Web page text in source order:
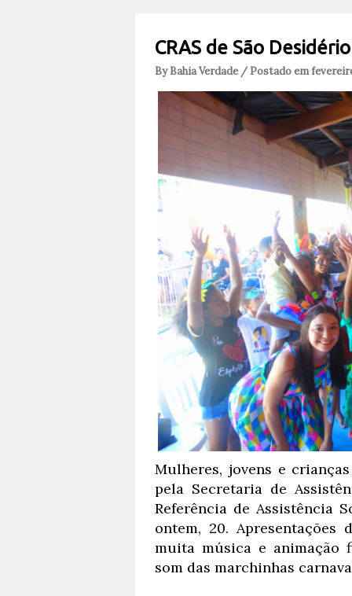
CRAS de São
By Bahia Verdade / Postado em
Mulheres, jovens e
pela Secretaria de
Referência de Assistência
ontem, 20. Apresentações
muita música e animação
som das marchinhas